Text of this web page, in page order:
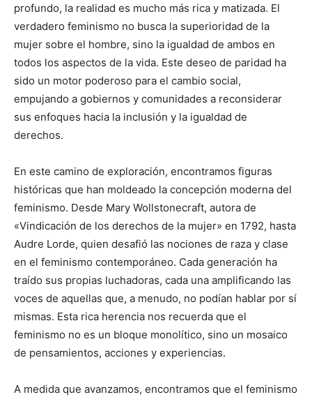
profundo, la realidad es mucho más rica y matizada. El
verdadero feminismo no busca la superioridad de la
mujer sobre el hombre, sino la igualdad de ambos en
todos los aspectos de la vida. Este deseo de paridad ha
sido un motor poderoso para el cambio social,
empujando a gobiernos y comunidades a reconsiderar
sus enfoques hacia la inclusión y la igualdad de
derechos.
En este camino de exploración, encontramos figuras
históricas que han moldeado la concepción moderna del
feminismo. Desde Mary Wollstonecraft, autora de
«Vindicación de los derechos de la mujer» en 1792, hasta
Audre Lorde, quien desafió las nociones de raza y clase
en el feminismo contemporáneo. Cada generación ha
traído sus propias luchadoras, cada una amplificando las
voces de aquellas que, a menudo, no podían hablar por sí
mismas. Esta rica herencia nos recuerda que el
feminismo no es un bloque monolítico, sino un mosaico
de pensamientos, acciones y experiencias.
A medida que avanzamos, encontramos que el feminismo